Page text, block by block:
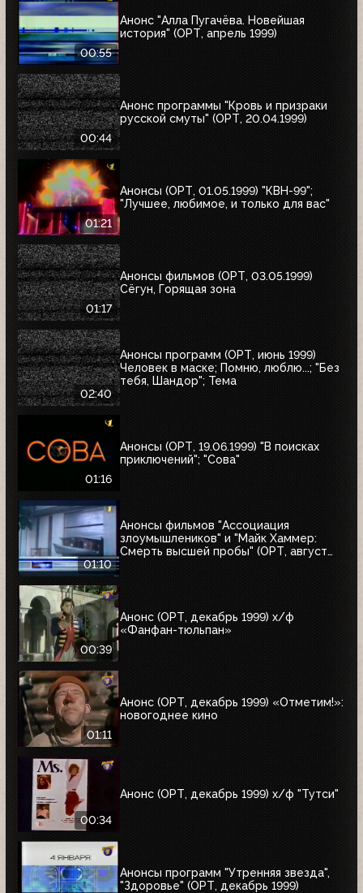
00:55
Анонс "Алла Пугачёва. Новейшая
история" (ОРТ, апрель 1999)
00:44
Анонс программы "Кровь и призраки
русской смуты" (ОРТ, 20.04.1999)
01:21
Анонсы (ОРТ, 01.05.1999) "КВН-99";
"Лучшее, любимое, и только для вас"
01:17
Анонсы фильмов (ОРТ, 03.05.1999)
Сёгун, Горящая зона
02:40
Анонсы программ (ОРТ, июнь 1999)
Человек в маске; Помню, люблю...; "Без
тебя, Шандор"; Тема
01:16
Анонсы (ОРТ, 19.06.1999) "В поисках
приключений"; "Сова"
01:10
Анонсы фильмов "Ассоциация
злоумышлеников" и "Майк Хаммер:
Смерть высшей пробы" (ОРТ, август
00:39
Анонс (ОРТ, декабрь 1999) х/ф
«Фанфан-тюльпан»
01:11
Анонс (ОРТ, декабрь 1999) «Отметим!»:
новогоднее кино
00:34
Анонс (ОРТ, декабрь 1999) х/ф "Тутси"
Анонсы программ "Утренняя звезда",
"Здоровье" (ОРТ, декабрь 1999)